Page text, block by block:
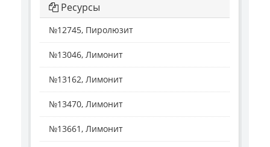
Ресурсы
№12745, Пиролюзит
№13046, Лимонит
№13162, Лимонит
№13470, Лимонит
№13661, Лимонит